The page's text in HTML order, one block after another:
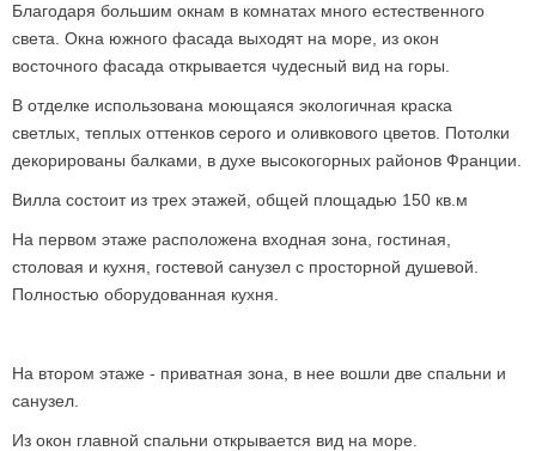
Благодаря большим окнам в комнатах много естественного
света. Окна южного фасада выходят на море, из окон
восточного фасада открывается чудесный вид на горы.
В отделке использована моющаяся экологичная краска
светлых, теплых оттенков серого и оливкового цветов. Потолки
декорированы балками, в духе высокогорных районов Франции.
Вилла состоит из трех этажей, общей площадью 150 кв.м
На первом этаже расположена входная зона, гостиная,
столовая и кухня, гостевой санузел с просторной душевой.
Полностью оборудованная кухня.
На втором этаже - приватная зона, в нее вошли две спальни и
санузел.
Из окон главной спальни открывается вид на море.